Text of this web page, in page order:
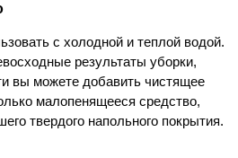
с холодной и теплой водой.
результаты уборки,
вы можете добавить чистящее
малопенящееся средство,
твердого напольного покрытия.